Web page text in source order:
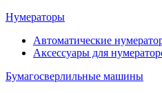
Нумераторы
Автоматические
Аксессуары для
Бумагосверлильные машины